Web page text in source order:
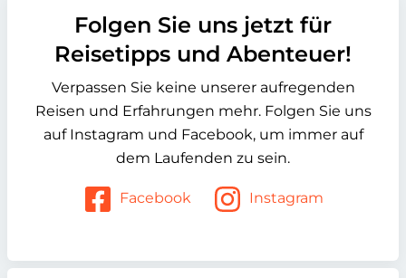
Folgen Sie uns jetzt für
Reisetipps und Abenteuer!
Verpassen Sie keine unserer aufregenden
Reisen und Erfahrungen mehr. Folgen Sie uns
auf Instagram und Facebook, um immer auf
dem Laufenden zu sein.
Facebook Instagram